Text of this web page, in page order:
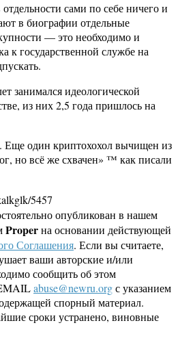
сами по себе ничего и
в биографии отдельные
— это необходимо и
к государственной службе на
идеологической
из них 2,5 года пришлось на
Еще один криптохохол вычищен из
но всё же схвачен» ™ как писали
5457
опубликован в нашем
Properна основании действующей
Соглашения. Если вы считаете,
ваши авторские и/или
сообщить об этом
abuse@newru.orgс указанием
спорный материал.
сроки устранено, виновные